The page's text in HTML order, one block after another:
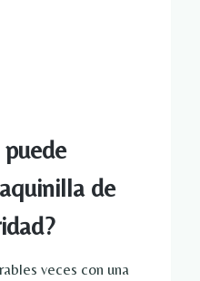
de
veces con una